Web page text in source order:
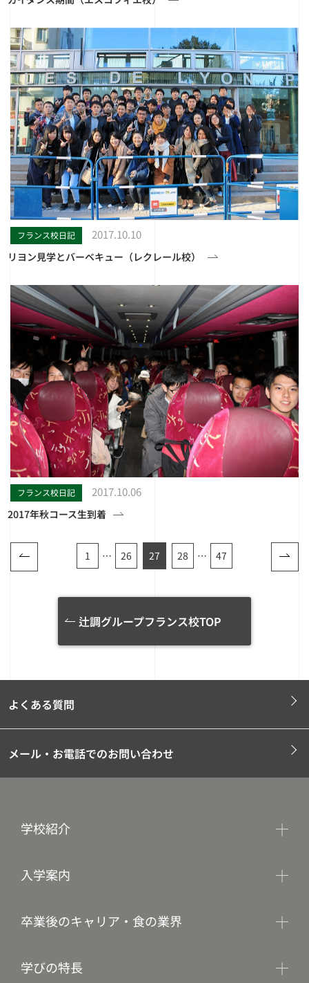
フランス校日記 2017.10.10
リヨン見学とバーベキュー（レクレール校）
フランス校日記 2017.10.06
2017年秋コース生到着
1 … 26 27 28 … 47
辻調グループフランス校TOP
よくある質問
メール・お電話でのお問い合わせ
学校紹介
入学案内
卒業後のキャリア・食の業界
学びの特長